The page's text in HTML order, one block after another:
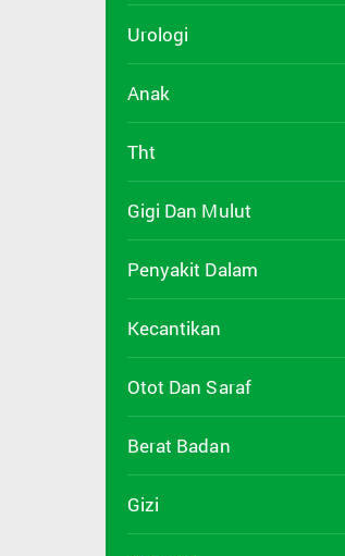
Urologi
Anak
Tht
Gigi Dan Mulut
Penyakit Dalam
Kecantikan
Otot Dan Saraf
Berat Badan
Gizi